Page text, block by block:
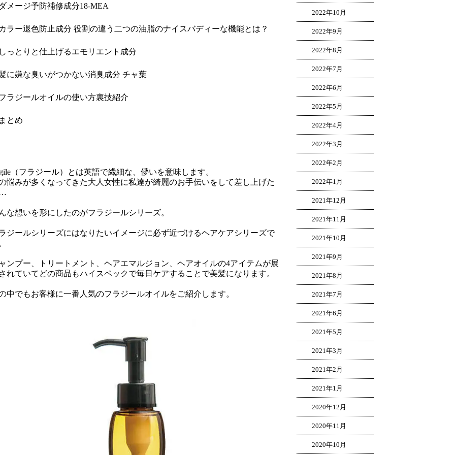
ダメージ予防補修成分18-MEA
カラー退色防止成分 役割の違う二つの油脂のナイスバディーな機能とは？
しっとりと仕上げるエモリエント成分
に嫌な臭いがつかない消臭成分 チャ葉
ラジールオイルの使い方裏技紹介
まとめ
（フラジール）とは英語で繊細な、儚いを意味します。
悩みが多くなってきた大人女性に私達が綺麗のお手伝いをして差し上げた
な想いを形にしたのがフラジールシリーズ。
ジールシリーズにはなりたいイメージに必ず近づけるヘアケアシリーズで
ンプー、トリートメント、ヘアエマルジョン、ヘアオイルの4アイテムが展
れていてどの商品もハイスペックで毎日ケアすることで美髪になります。
中でもお客様に一番人気のフラジールオイルをご紹介します。
2022年10月
2022年9月
2022年8月
2022年7月
2022年6月
2022年5月
2022年4月
2022年3月
2022年2月
2022年1月
2021年12月
2021年11月
2021年10月
2021年9月
2021年8月
2021年7月
2021年6月
2021年5月
2021年3月
2021年2月
2021年1月
2020年12月
2020年11月
2020年10月